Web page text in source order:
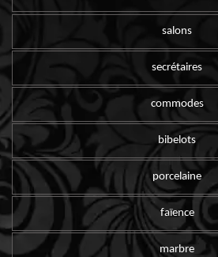
salons
secrétaires
commodes
bibelots
porcelaine
faïence
marbre